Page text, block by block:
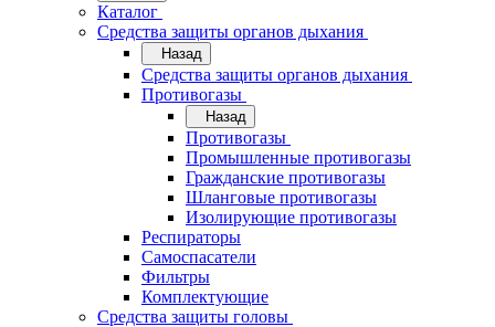
Каталог
Средства защиты органов дыхания
Назад
Средства защиты органов дыхания
Противогазы
Назад
Противогазы
Промышленные противогазы
Гражданские противогазы
Шланговые противогазы
Изолирующие противогазы
Респираторы
Самоспасатели
Фильтры
Комплектующие
Средства защиты головы